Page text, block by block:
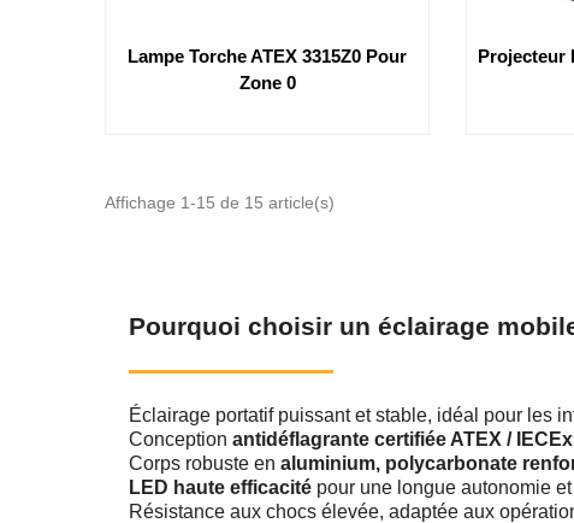
Lampe Torche ATEX 3315Z0 Pour
Zone 0
Projecteur
Affichage 1-15 de 15 article(s)
Pourquoi choisir un éclairage
Éclairage portatif puissant et stable, idéal pour les
Conception antidéflagrante certifiée ATEX / IECEx
Corps robuste en aluminium, polycarbonate
LED haute efficacité pour une longue autonomie
Résistance aux chocs élevée, adaptée aux